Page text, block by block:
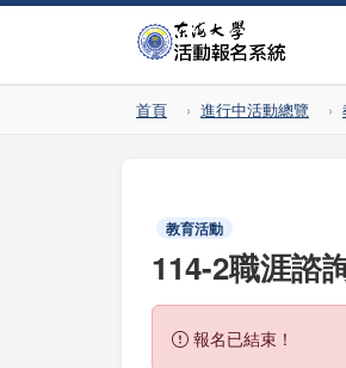
首頁 進行中活動總覽
教育活動
114-2職涯諮
報名已結束！